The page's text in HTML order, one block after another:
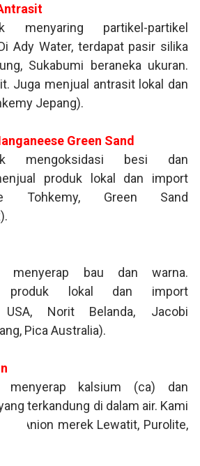
menyaring partikel-partikel
Ady Water, terdapat pasir silika
Sukabumi beraneka ukuran.
Juga menjual antrasit lokal dan
Jepang).
Green Sand
mengoksidasi besi dan
produk lokal dan import
Tohkemy, Green Sand
).
menyerap bau dan warna.
produk lokal dan import
, Norit Belanda,
Jacobi
, Pica Australia).
menyerap kalsium (ca) dan
terkandung di dalam air. Kami
Anion merek Lewatit, Purolite,